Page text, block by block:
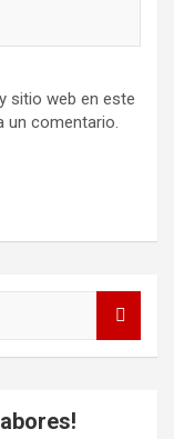
sitio web en este
un comentario.